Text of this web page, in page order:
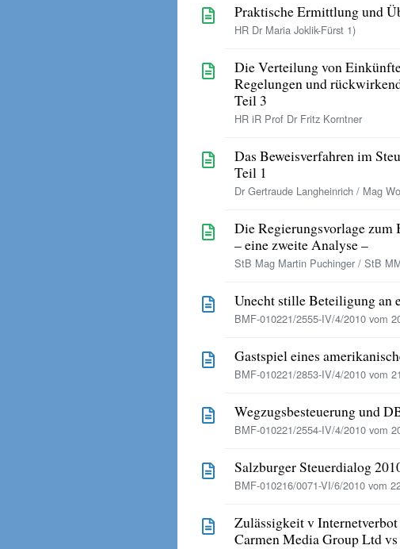
Praktische Ermittlung und
HR Dr Maria Joklik-Fürst 1)
Die Verteilung von
Regelungen und
Teil 3
HR iR Prof Dr Fritz Korntner
Das Beweisverfahren im
Teil 1
Dr Gertraude Langheinrich / Mag
Die Regierungsvorlage zum
– eine zweite Analyse –
StB Mag Martin Puchinger / StB
Unecht stille Beteiligung an
BMF-010221/2555-IV/4/2010 vom
Gastspiel eines
BMF-010221/2853-IV/4/2010 vom
Wegzugsbesteuerung und
BMF-010221/2554-IV/4/2010 vom
Salzburger Steuerdialog
BMF-010216/0071-VI/6/2010 vom
Zulässigkeit v
Carmen Media Group Ltd